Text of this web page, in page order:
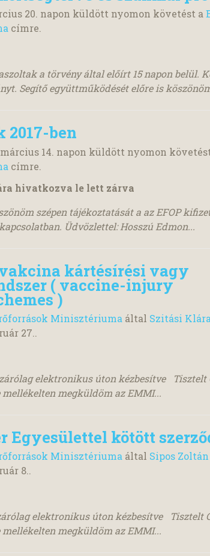
20. napon küldött nyomon követést a
címre.
a törvény által előírt 15 napon belül.
Segítő együttműködését előre is
2017-ben
14. napon küldött nyomon
címre.
hivatkozva le lett zárva
szépen tájékoztatását a az EFOP
Üdvözlettel: Hosszú Edmon...
kártésírési vagy
( vaccine-injury
)
Minisztériuma által Szitási Klára
27..
elektronikus úton kézbesítve Tisztelt
megküldöm az EMMI...
Egyesülettel kötött
Minisztériuma által Sipos Zoltán
8..
elektronikus úton kézbesítve Tisztelt
megküldöm az EMMI...